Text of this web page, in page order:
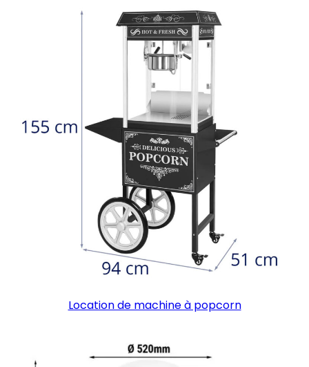
Location de machine à popcorn